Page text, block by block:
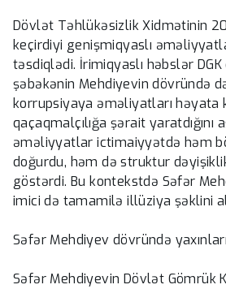
Dövlət Təhlükəsizlik Xidmətinin
keçirdiyi genişmiqyaslı
təsdiqlədi. İrimiqyaslı həbslər
şəbəkənin Mehdiyevin dövründə
korrupsiyaya əməliyatları həyata
qaçaqmalçılığa şərait yaratdığını
əməliyyatlar ictimaiyyətdə həm
doğurdu, həm də struktur
göstərdi. Bu kontekstdə Səfər
imici də tamamilə illüziya şəklini
Səfər Mehdiyev dövründə
Səfər Mehdiyevin Dövlət Gömrük